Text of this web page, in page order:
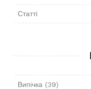
Статті
Випічка (39)